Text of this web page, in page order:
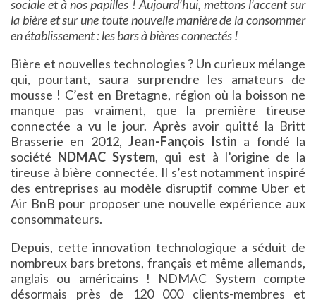
sociale et à nos papilles ! Aujourd’hui, mettons l’accent sur
la bière et sur une toute nouvelle manière de la consommer
en établissement : les bars à bières connectés !
Bière et nouvelles technologies ? Un curieux mélange
qui, pourtant, saura surprendre les amateurs de
mousse ! C’est en Bretagne, région où la boisson ne
manque pas vraiment, que la première tireuse
connectée a vu le jour. Après avoir quitté la Britt
Brasserie en 2012, Jean-Fançois Istin a fondé la
société NDMAC System, qui est à l’origine de la
tireuse à bière connectée. Il s’est notamment inspiré
des entreprises au modèle disruptif comme Uber et
Air BnB pour proposer une nouvelle expérience aux
consommateurs.
Depuis, cette innovation technologique a séduit de
nombreux bars bretons, français et même allemands,
anglais ou américains ! NDMAC System compte
désormais près de 120 000 clients-membres et